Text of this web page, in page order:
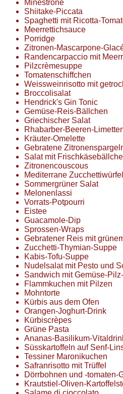
Minestrone
Shiitake-Piccata
Spaghetti mit Ricotta-
Meerrettichsauce
Porridge
Zitronen-Mascarpone-
Randencarpaccio mit
Pilzcrèmesuppe
Tomatenschiffchen
Weissweinrisotto mit
Broccolisalat
Hendrick's Gin Tonic
Gemüse-Reis-Bällchen
Griechischer Salat
Rhabarber-Beeren-
Kräuter-Omelette
Gebratene
Salat mit
Zitronencouscous
Mediterrane Zucchettiwürfel
Sommergrüner Salat
Melonenlassi
Vorrats-Potpourri
Eistee
Guacamole-Dip
Sprossen-Wraps
Gebratener Reis mit
Zucchetti-Thymian-Suppe
Kabis-Tofu-Suppe
Nudelsalat mit Pesto und
Sandwich mit Gemüse-
Flammkuchen mit Pilzen
Mohntorte
Kürbis aus dem Ofen
Orangen-Joghurt-Drink
Kürbiscrèpes
Grüne Pasta
Ananas-Basilikum-
Süsskartoffeln auf Senf-
Tessiner Maronikuchen
Safranrisotto mit Trüffel
Dörrbohnen und -tomaten-
Krautstiel-Oliven-